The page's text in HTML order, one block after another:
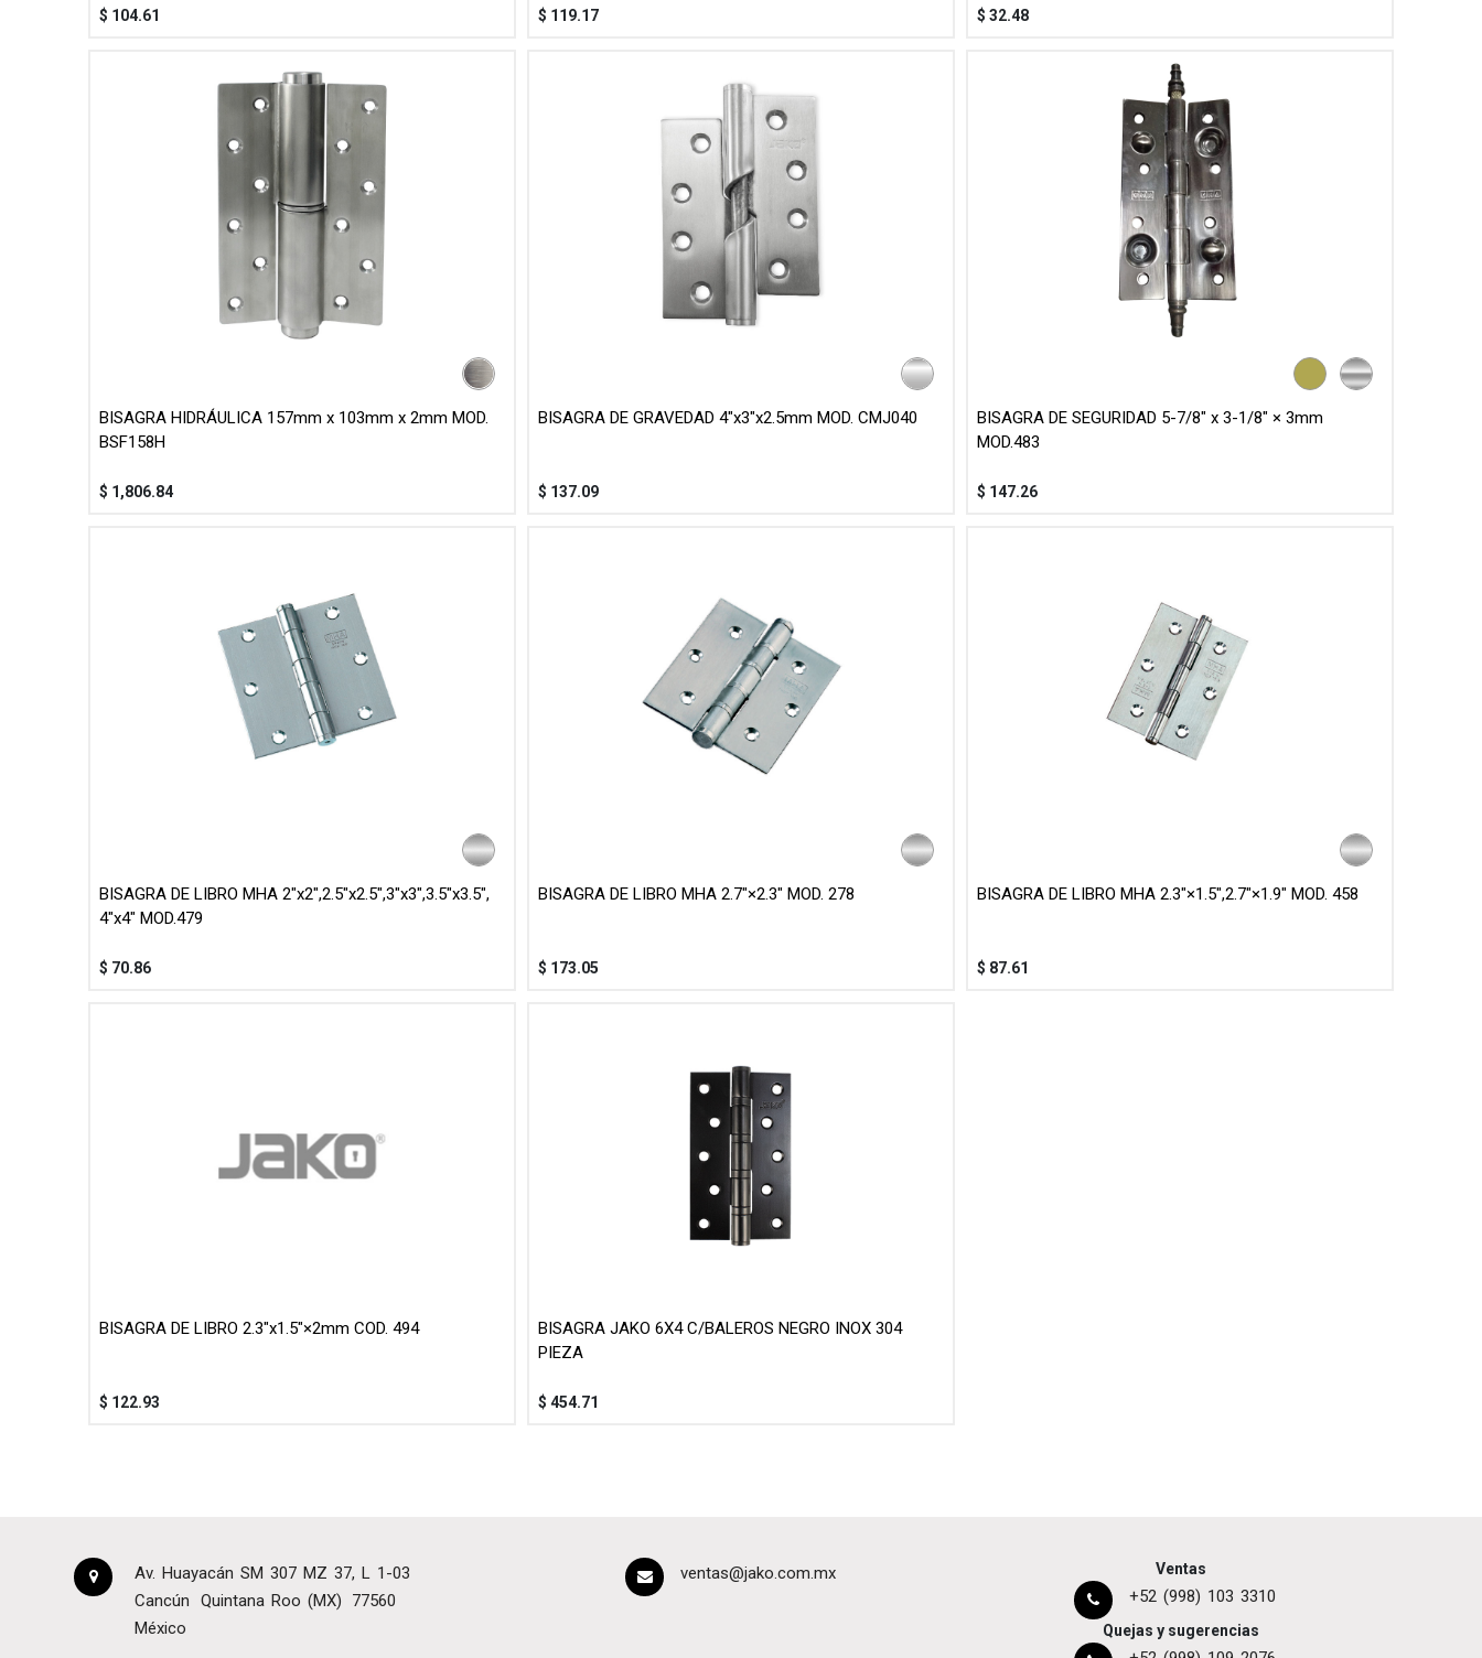
$ 104.61 $ 119.17 $ 32.48
BISAGRA HIDRÁULICA 157mm x 103mm x 2mm MOD.
BSF158H
$ 1,806.84
BISAGRA DE GRAVEDAD 4"x3"x2.5mm MOD. CMJ040
$ 137.09
BISAGRA DE SEGURIDAD 5-7/8" x 3-1/8" × 3mm
MOD.483
$ 147.26
BISAGRA DE LIBRO MHA 2"x2",2.5"x2.5",3"x3",3.5"x3.5",
4"x4" MOD.479
$ 70.86
BISAGRA DE LIBRO MHA 2.7"×2.3" MOD. 278
$ 173.05
BISAGRA DE LIBRO MHA 2.3"×1.5",2.7"×1.9" MOD. 458
$ 87.61
BISAGRA DE LIBRO 2.3"x1.5"×2mm COD. 494
$ 122.93
BISAGRA JAKO 6X4 C/BALEROS NEGRO INOX 304
PIEZA
$ 454.71
Av. Huayacán SM 307 MZ 37, L 1-03
Cancún
Quintana Roo (MX)
77560
México
ventas@jako.com.mx Ventas
+52 (998) 103 3310
Quejas y sugerencias